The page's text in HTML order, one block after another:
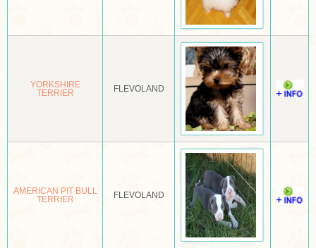
KORTBENIGE JACK RUSSELL TERRIËR
KORTHALS GRIFFON
KORTHARIGE SCHOTSE HERDER
KORTHARIGE TECKEL
LABRADOR RETRIEVER
YORKSHIRE
TERRIER
FLEVOLAND
AMERICAN PIT BULL
TERRIER
FLEVOLAND